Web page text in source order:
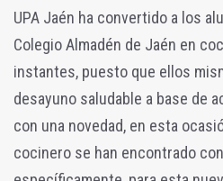
UPA Jaén ha convertido a los
Colegio Almadén de Jaén en
instantes, puesto que ellos
desayuno saludable a base de
con una novedad, en esta
cocinero se han encontrado